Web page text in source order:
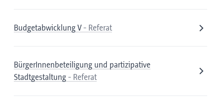
Budgetabwicklung V- Referat
BürgerInnenbeteiligung und partizipative
Stadtgestaltung - Referat